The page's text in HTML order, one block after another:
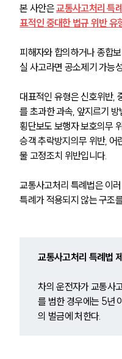
본 사안은 교통사고처리 특
표적인 중대한 법규 위반 유
피해자와 합의하거나 종합
실 사고라면 공소제기 가능
대표적인 유형은 신호위반,
를 초과한 과속, 앞지르기
횡단보도 보행자 보호의무
승객 추락방지의무 위반, 어
물 고정조치 위반입니다.
교통사고처리 특례법은 이
특례가 적용되지 않는 구조
교통사고처리 특례법
차의 운전자가 교통사
를 범한 경우에는 5년
의 벌금에 처한다.